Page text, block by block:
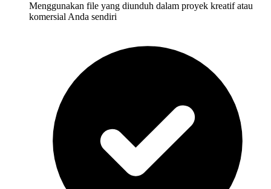
Menggunakan file yang diunduh dalam proyek kreatif atau
komersial Anda sendiri